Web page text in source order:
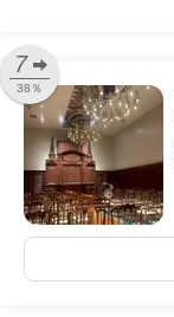
7
38％